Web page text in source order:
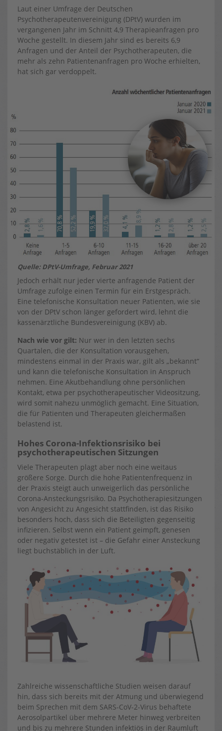
Laut einer Umfrage der Deutschen
Psychotherapeutenvereinigung (DPtV) wurden im
vergangenen Jahr im Schnitt 4,9 Therapieanfragen pro
Woche gestellt. In diesem Jahr sind es bereits 6,9
Anfragen und der Anteil der Psychotherapeuten, die
mehr als zehn Patientenanfragen pro Woche erhielten,
hat sich gar verdoppelt.
Quelle: DPtV-Umfrage, Februar 2021
Jedoch erhält nur jeder vierte anfragende Patient der
Umfrage zufolge einen Termin für ein Erstgespräch.
Eine telefonische Konsultation neuer Patienten, wie sie
von der DPtV schon länger gefordert wird, lehnt die
kassenärztliche Bundesvereinigung (KBV) ab.
Nach wie vor gilt: Nur wer in den letzten sechs
Quartalen, die der Konsultation vorausgehen,
mindestens einmal in der Praxis war, gilt als „bekannt“
und kann die telefonische Konsultation in Anspruch
nehmen. Eine Akutbehandlung ohne persönlichen
Kontakt, etwa per psychotherapeutischer Videositzung,
wird somit nahezu unmöglich gemacht. Eine Situation,
die für Patienten und Therapeuten gleichermaßen
belastend ist.
Hohes Corona-Infektionsrisiko bei
psychotherapeutischen Sitzungen
Viele Therapeuten plagt aber noch eine weitaus
größere Sorge. Durch die hohe Patientenfrequenz in
der Praxis steigt auch unweigerlich das persönliche
Corona-Ansteckungsrisiko. Da Psychotherapiesitzungen
von Angesicht zu Angesicht stattfinden, ist das Risiko
besonders hoch, dass sich die Beteiligten gegenseitig
infizieren. Selbst wenn ein Patient geimpft, genesen
oder negativ getestet ist – die Gefahr einer Ansteckung
liegt buchstäblich in der Luft.
Zahlreiche wissenschaftliche Studien weisen darauf
hin, dass sich bereits mit der Atmung und überwiegend
beim Sprechen mit dem SARS-CoV-2-Virus behaftete
Aerosolpartikel über mehrere Meter hinweg verbreiten
und bis zu mehrere Stunden infektiös in der Raumluft